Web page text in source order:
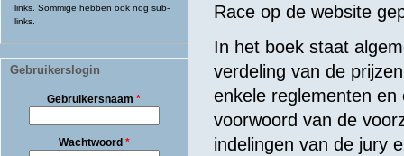
links. Sommige hebben ook nog sub-
links.
Gebruikerslogin
Gebruikersnaam*
Wachtwoord *
Race op de website
In het boek staat
verdeling van de
enkele reglementen
voorwoord van de
indelingen van de jury